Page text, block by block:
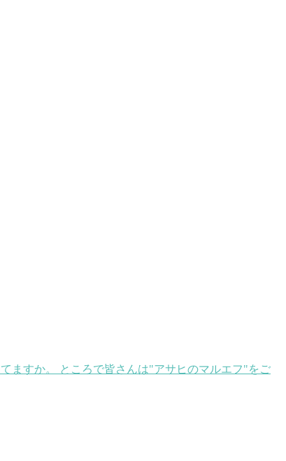
ますか。 ところで皆さんは"アサヒのマルエフ"をご